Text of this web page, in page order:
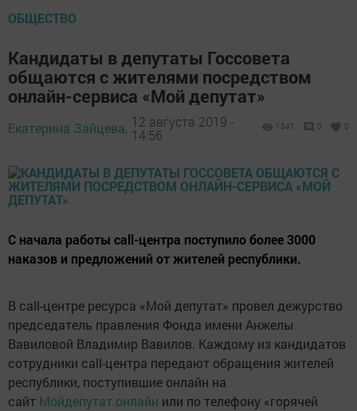
ОБЩЕСТВО
Кандидаты в депутаты Госсовета
общаются с жителями посредством
онлайн-сервиса «Мой депутат»
Екатерина Зайцева, 12 августа 2019 -
14:56
1341 0 0
С начала работы call-центра поступило более 3000
наказов и предложений от жителей республики.
В call-центре ресурса «Мой депутат» провел дежурство
председатель правления Фонда имени Анжелы
Вавиловой Владимир Вавилов. Каждому из кандидатов
сотрудники call-центра передают обращения жителей
республики, поступившие онлайн на
сайт Мойдепутат.онлайн или по телефону «горячей